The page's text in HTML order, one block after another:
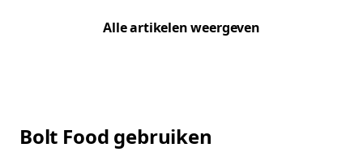
Alle artikelen weergeven
Bolt Food gebruiken